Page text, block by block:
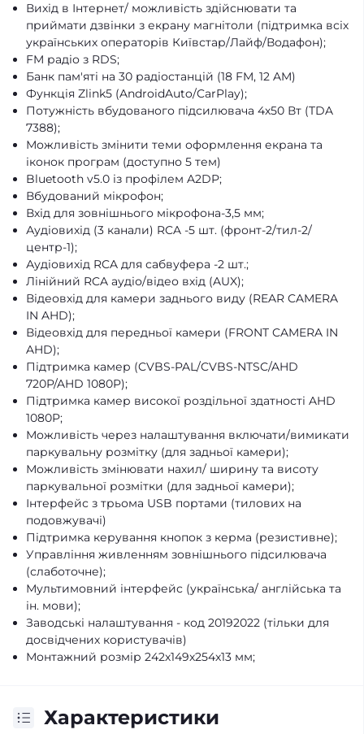
Вихід в Інтернет/ можливість здійснювати та
приймати дзвінки з екрану магнітоли (підтримка всіх
українських операторів Київстар/Лайф/Водафон);
FM радіо з RDS;
Банк пам'яті на 30 радіостанцій (18 FM, 12 AM)
Функція Zlink5 (AndroidAuto/CarPlay);
Потужність вбудованого підсилювача 4х50 Вт (TDA
7388);
Можливість змінити теми оформлення екрана та
іконок програм (доступно 5 тем)
Bluetooth v5.0 із профілем A2DP;
Вбудований мікрофон;
Вхід для зовнішнього мікрофона-3,5 мм;
Аудіовихід (3 канали) RCA -5 шт. (фронт-2/тил-2/
центр-1);
Аудіовихід RCA для сабвуфера -2 шт.;
Лінійний RCA аудіо/відео вхід (AUX);
Відеовхід для камери заднього виду (REAR CAMERA
IN AHD);
Відеовхід для передньої камери (FRONT CAMERA IN
AHD);
Підтримка камер (CVBS-PAL/CVBS-NTSC/AHD
720P/AHD 1080P);
Підтримка камер високої роздільної здатності AHD
1080P;
Можливість через налаштування включати/вимикати
паркувальну розмітку (для задньої камери);
Можливість змінювати нахил/ ширину та висоту
паркувальної розмітки (для задньої камери);
Інтерфейс з трьома USB портами (тилових на
подовжувачі)
Підтримка керування кнопок з керма (резистивне);
Управління живленням зовнішнього підсилювача
(слаботочне);
Мультимовний інтерфейс (українська/ англійська та
ін. мови);
Заводські налаштування - код 20192022 (тільки для
досвідчених користувачів)
Монтажний розмір 242х149х254х13 мм;
Характеристики